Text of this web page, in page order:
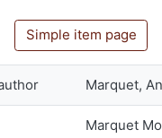
Simple item page
Marquet,
Marquet